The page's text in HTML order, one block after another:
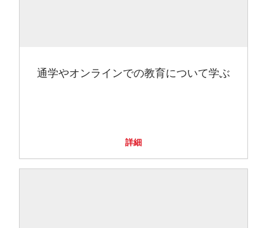
通学やオンラインでの教育について学ぶ
詳細